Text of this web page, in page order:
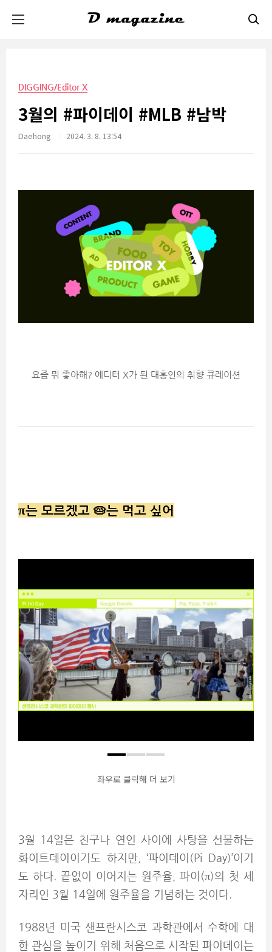
DIGGING/Editor X
3월의 #파이데이 #MLB #남박
Daehong 2024. 3. 8. 13:54
요즘 뭐 좋아해? 에디터 X가 된 대홍인의 취향 큐레이션
π는 모르겠고 🥧는 먹고 싶어
좌우로 클릭해 더 보기
3월 14일은 친구나 연인 사이에 사탕을 선물하는
화이트데이이기도 하지만, ‘파이데이(Pi Day)’이기
도 하다. 끝없이 이어지는 원주율, 파이(π)의 첫 세
자리인 3월 14일에 원주율을 기념하는 것이다.
1988년 미국 샌프란시스코 과학관에서 수학에 대
한 관심을 높이기 위해 처음으로 시작된 파이데이는